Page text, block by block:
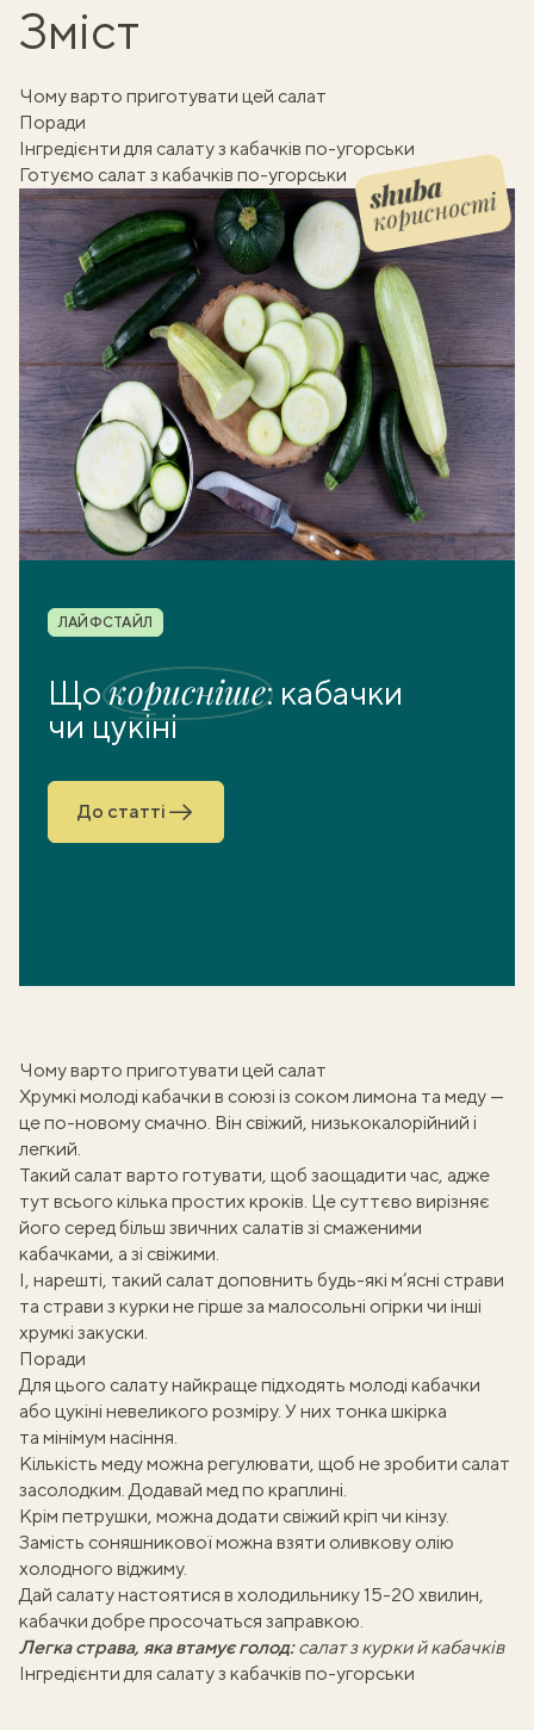
Зміст
Чому варто приготувати цей салат
Поради
Інгредієнти для салату з кабачків по-угорськи
Готуємо салат з кабачків по-угорськи
корисності
Shuba корисності
Рубрика
ЛАЙФСТАЙЛ
Щокорисніше: кабачки
чи цукіні
До статті
Чому варто приготувати цей салат
Хрумкі молоді кабачки в союзі із соком лимона та меду —
це по-новому смачно. Він свіжий, низькокалорійний і
легкий.
Такий салат варто готувати, щоб заощадити час, адже
тут всього кілька простих кроків. Це суттєво вирізняє
його серед більш звичних салатів зі смаженими
кабачками, а зі свіжими.
І, нарешті, такий салат доповнить будь-які м’ясні страви
та страви з курки не гірше за малосольні огірки чи інші
хрумкі закуски.
Поради
Для цього салату найкраще підходять молоді кабачки
або цукіні невеликого розміру. У них тонка шкірка
та мінімум насіння.
Кількість меду можна регулювати, щоб не зробити салат
засолодким. Додавай мед по краплині.
Крім петрушки, можна додати свіжий кріп чи кінзу.
Замість соняшникової можна взяти оливкову олію
холодного віджиму.
Дай салату настоятися в холодильнику 15-20 хвилин,
кабачки добре просочаться заправкою.
Легка страва, яка втамує голод: салат з курки й кабачків
Інгредієнти для салату з кабачків по-угорськи